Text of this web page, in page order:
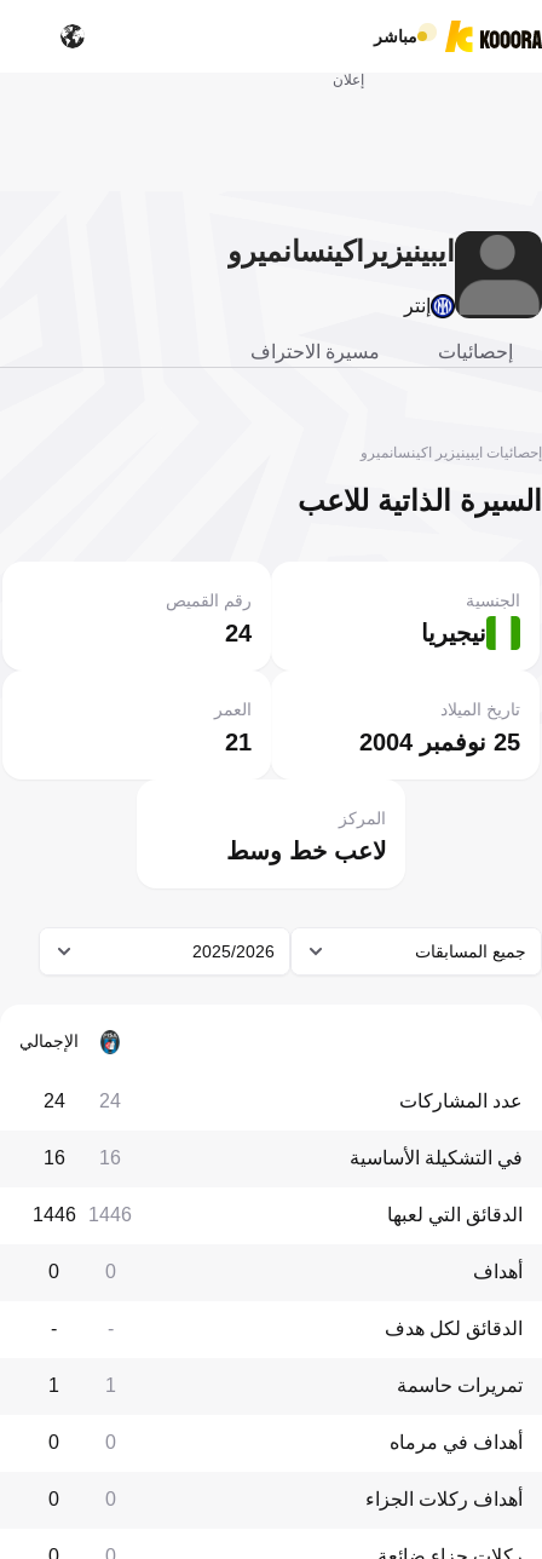
مباشر
إعلان
ايبينيزير اكينسانميرو
إنتر
إحصائيات مسيرة الاحتراف
إحصائيات ايبينيزير اكينسانميرو
السيرة الذاتية للاعب
نيجيريا
الجنسية
24
رقم القميص
25 نوفمبر 2004
تاريخ الميلاد
21
العمر
لاعب خط وسط
المركز
جميع المسابقات 2025/2026
الإجمالي
عدد المشاركات 24
24
في التشكيلة الأساسية 16
16
الدقائق التي لعبها 1446
1446
أهداف 0
0
الدقائق لكل هدف -
-
تمريرات حاسمة 1
1
أهداف في مرماه 0
0
أهداف ركلات الجزاء 0
0